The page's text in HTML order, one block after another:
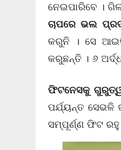
ନେଇପାରିବେ ।
ଚାପରେ ଭଲ
କରୁନି । ସେ
କରୁଛନ୍ତି । ୬
ଫିଟନେସକୁ
ପର୍ଯ୍ୟନ୍ତ ସେଭଳି
ସମ୍ପୂର୍ଣ୍ଣ ଫିଟ ରହୁ